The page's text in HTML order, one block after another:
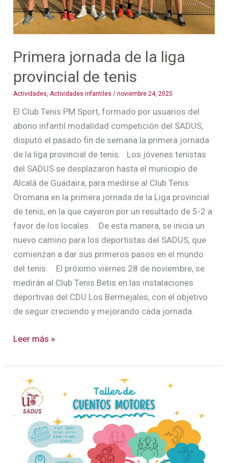
Primera jornada de la liga
provincial de tenis
Actividades,Actividades infantiles /noviembre 24, 2025
El Club Tenis PM Sport, formado por usuarios del
abono infantil modalidad competición del SADUS,
disputó el pasado fin de semana la primera jornada
de la liga provincial de tenis. Los jóvenes tenistas
del SADUS se desplazaron hasta el municipio de
Alcalá de Guadaira, para medirse al Club Tenis
Oromana en la primera jornada de la Liga provincial
de tenis, en la que cayeron por un resultado de 5-2 a
favor de los locales. De esta manera, se inicia un
nuevo camino para los deportistas del SADUS, que
comienzan a dar sus primeros pasos en el mundo
del tenis. El próximo viernes 28 de noviembre, se
medirán al Club Tenis Betis en las instalaciones
deportivas del CDU Los Bermejales, con el objetivo
de seguir creciendo y mejorando cada jornada.
tenis
Leer más »
Vuelven
los
talleres
cuentos
motores